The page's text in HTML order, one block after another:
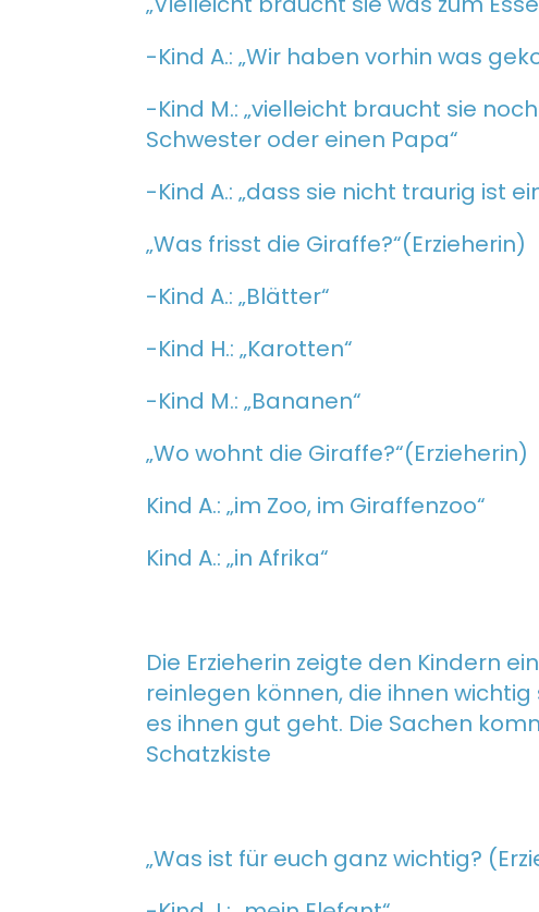
-Kind A.: „Wir haben vorhin was
-Kind M.: „vielleicht braucht sie
Schwester oder einen Papa“
-Kind A.: „dass sie nicht traurig ist
„Was frisst die Giraffe?“(Erzieherin)
-Kind A.: „Blätter“
-Kind H.: „Karotten“
-Kind M.: „Bananen“
„Wo wohnt die Giraffe?“(Erzieherin)
Kind A.: „im Zoo, im Giraffenzoo“
Kind A.: „in Afrika“
Die Erzieherin zeigte den Kindern
reinlegen können, die ihnen
es ihnen gut geht. Die Sachen
Schatzkiste
„Was ist für euch ganz wichtig?